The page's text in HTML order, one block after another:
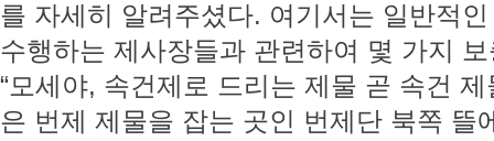
를 자세히 알려주셨다. 여기서는 일반적
수행하는 제사장들과 관련하여 몇 가지
“모세야, 속건제로 드리는 제물 곧 속건
은 번제 제물을 잡는 곳인 번제단 북쪽 뜰